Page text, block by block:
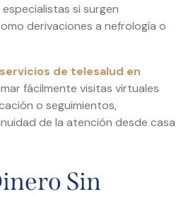
si surgen
derivaciones a nefrología o
servicios de telesalud en
fácilmente visitas virtuales
o seguimientos,
de la atención desde casa
Sin